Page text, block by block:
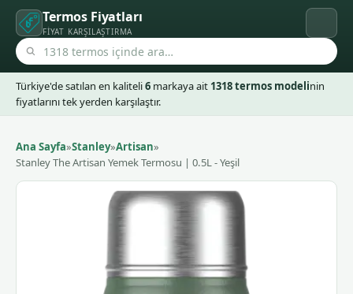
Termos Fiyatları
FIYAT KARŞILAŞTIRMA
Türkiye'de satılan en kaliteli6 markaya ait 1318 termos modelinin
fiyatlarını tek yerden karşılaştır.
Ana Sayfa»Stanley»Artisan»
Stanley The Artisan Yemek Termosu | 0.5L - Yeşil